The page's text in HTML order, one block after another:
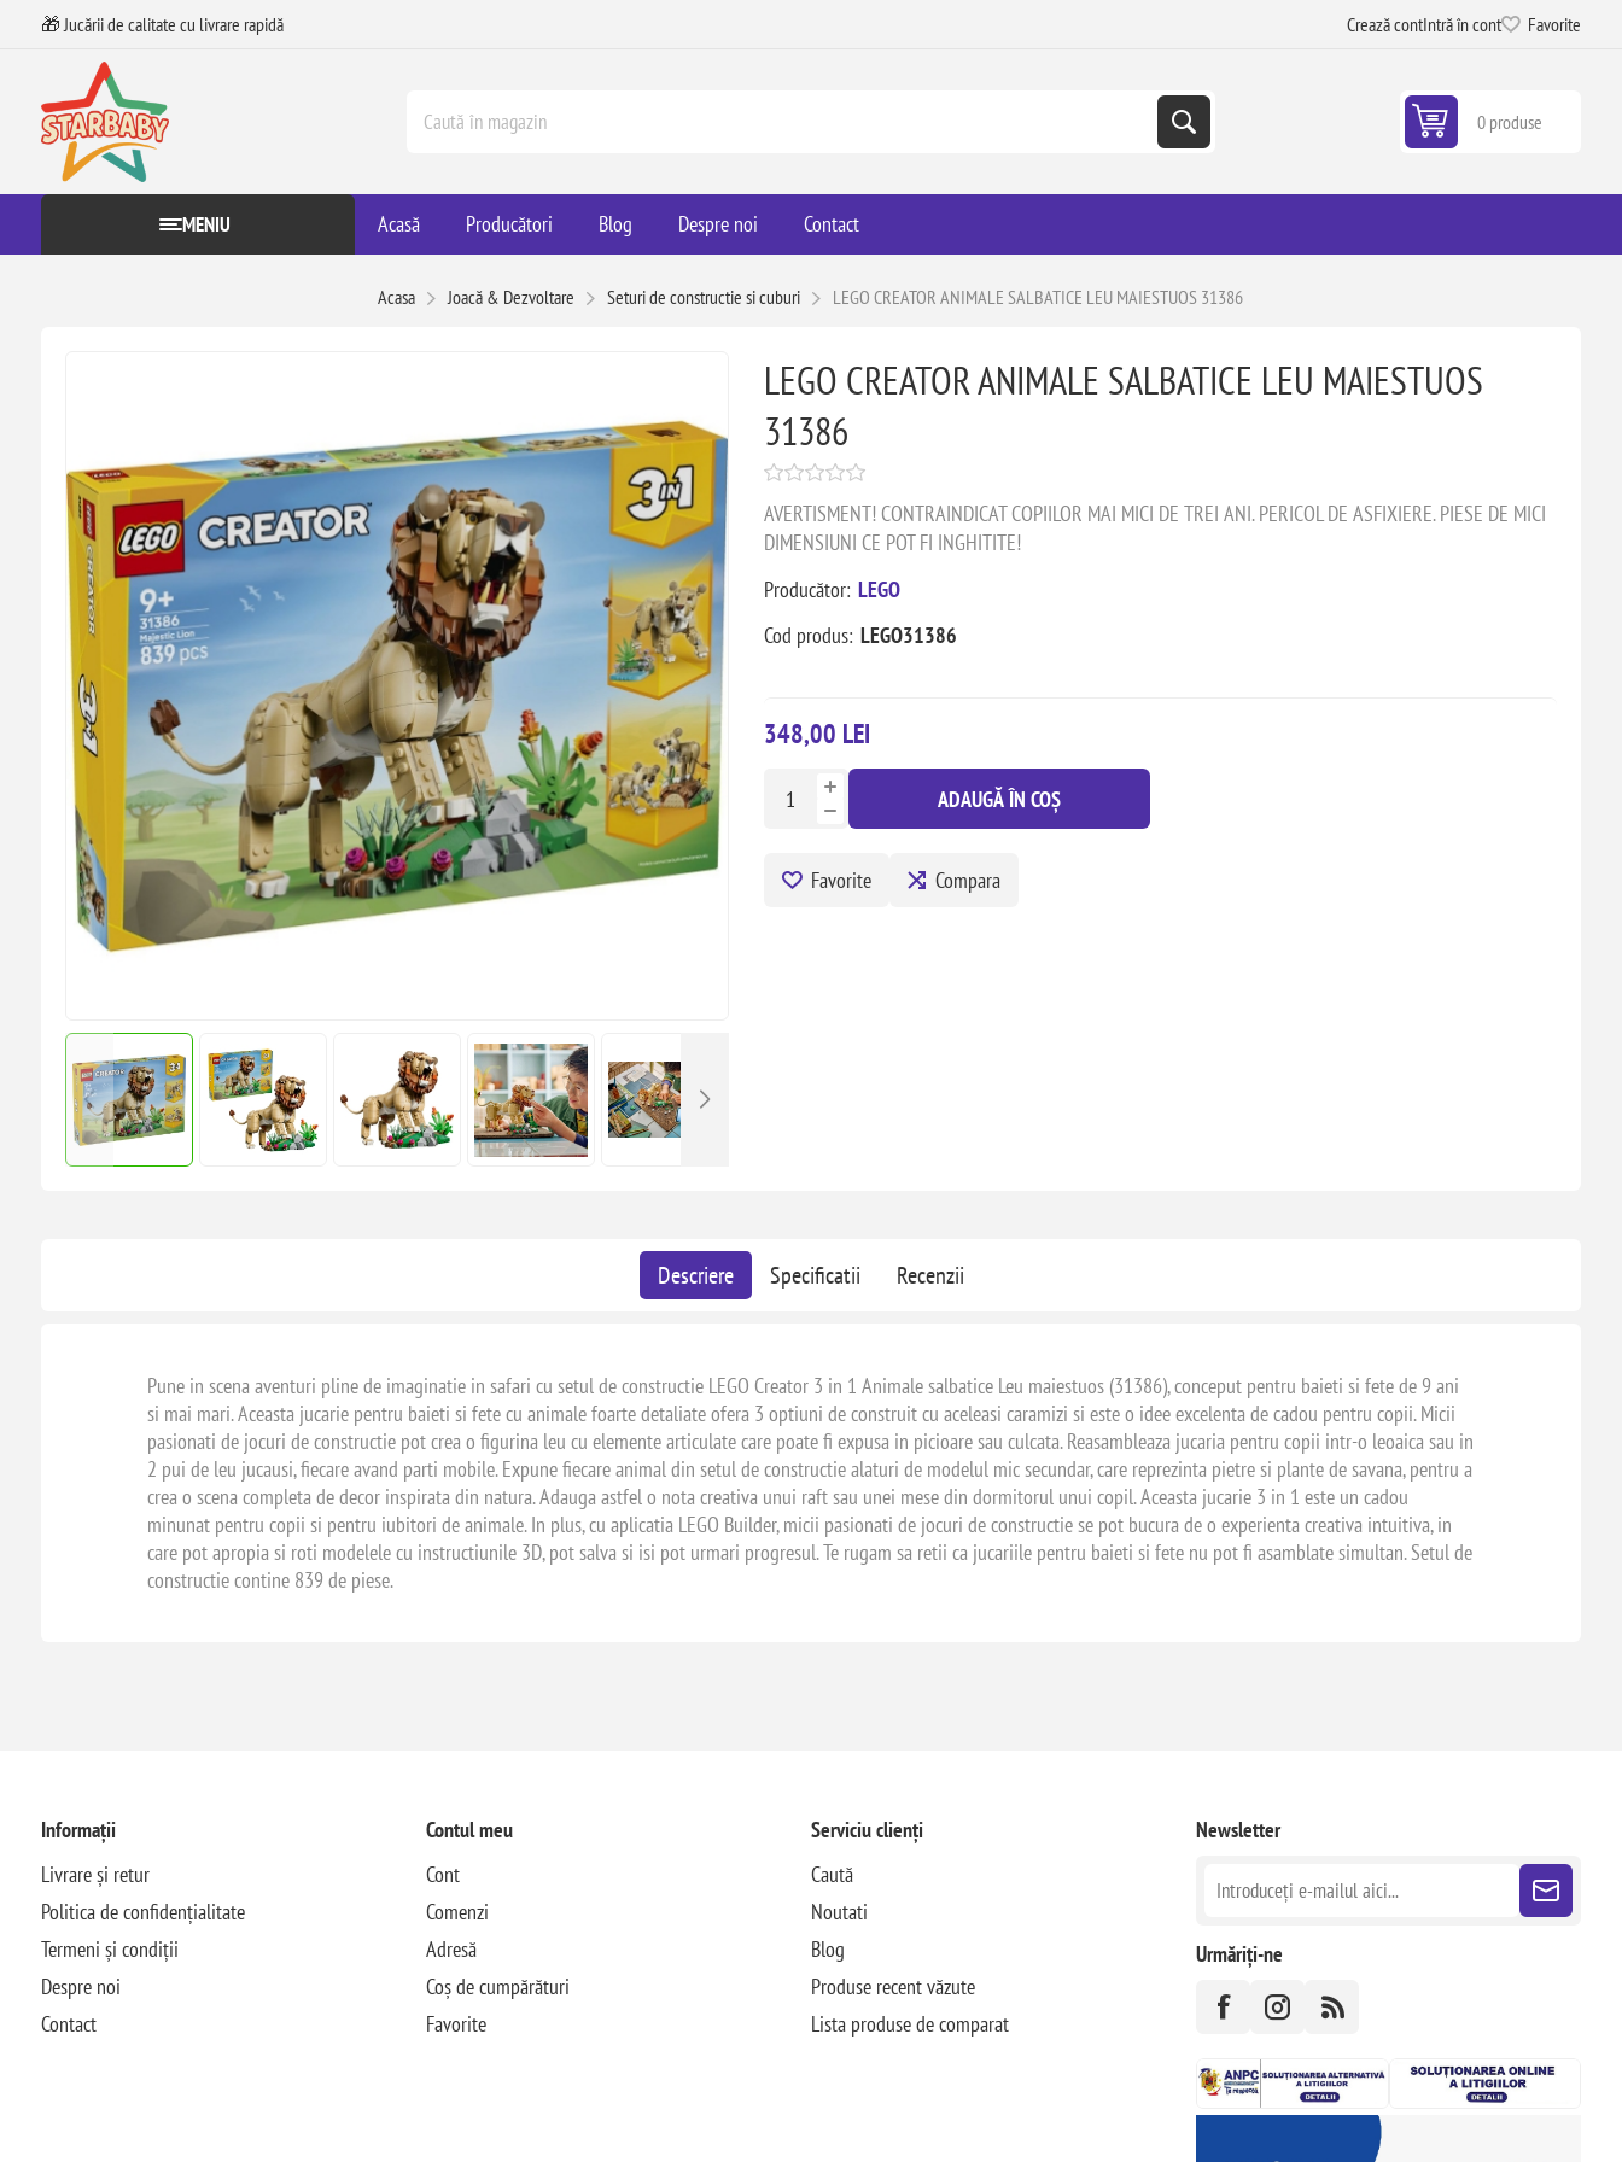
🎁 Jucării de calitate cu livrare rapidă Crează contIntră în cont Favorite
0 produse
MENIU Acasă Producători Blog Despre noi Contact
Acasa Joacă & Dezvoltare Seturi de constructie si cuburi LEGO CREATOR ANIMALE SALBATICE LEU MAIESTUOS 31386
LEGO CREATOR ANIMALE SALBATICE LEU MAIESTUOS
31386
AVERTISMENT! CONTRAINDICAT COPIILOR MAI MICI DE TREI ANI. PERICOL DE ASFIXIERE. PIESE DE MICI
DIMENSIUNI CE POT FI INGHITITE!
Producător: LEGO
Cod produs: LEGO31386
348,00 LEI
ADAUGĂ ÎN COȘ
Favorite Compara
Descriere Specificatii Recenzii
Pune in scena aventuri pline de imaginatie in safari cu setul de constructie LEGO Creator 3 in 1 Animale salbatice Leu maiestuos (31386), conceput pentru baieti si fete de 9 ani
si mai mari. Aceasta jucarie pentru baieti si fete cu animale foarte detaliate ofera 3 optiuni de construit cu aceleasi caramizi si este o idee excelenta de cadou pentru copii. Micii
pasionati de jocuri de constructie pot crea o figurina leu cu elemente articulate care poate fi expusa in picioare sau culcata. Reasambleaza jucaria pentru copii intr-o leoaica sau in
2 pui de leu jucausi, fiecare avand parti mobile. Expune fiecare animal din setul de constructie alaturi de modelul mic secundar, care reprezinta pietre si plante de savana, pentru a
crea o scena completa de decor inspirata din natura. Adauga astfel o nota creativa unui raft sau unei mese din dormitorul unui copil. Aceasta jucarie 3 in 1 este un cadou
minunat pentru copii si pentru iubitori de animale. In plus, cu aplicatia LEGO Builder, micii pasionati de jocuri de constructie se pot bucura de o experienta creativa intuitiva, in
care pot apropia si roti modelele cu instructiunile 3D, pot salva si isi pot urmari progresul. Te rugam sa retii ca jucariile pentru baieti si fete nu pot fi asamblate simultan. Setul de
constructie contine 839 de piese.
Informații
Livrare și retur
Politica de confidențialitate
Termeni și condiții
Despre noi
Contact
Contul meu
Cont
Comenzi
Adresă
Coș de cumpărături
Favorite
Serviciu clienți
Caută
Noutati
Blog
Produse recent văzute
Lista produse de comparat
Newsletter
Urmăriți-ne